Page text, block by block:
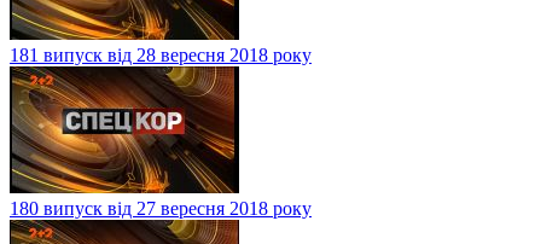
181 випуск від 28 вересня 2018 року
180 випуск від 27 вересня 2018 року